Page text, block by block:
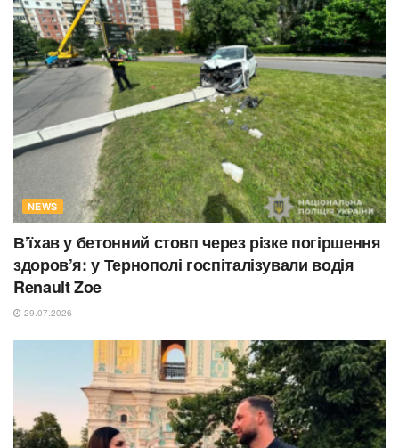
NEWS
В’їхав у бетонний стовп через різке погіршення
здоров’я: у Тернополі госпіталізували водія
Renault Zoe
29.07.2026